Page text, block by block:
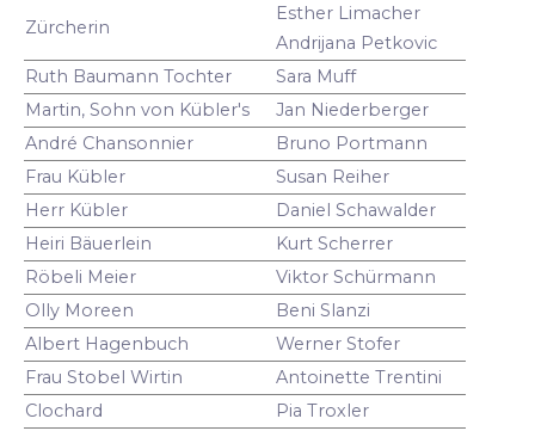
Zürcherin
Esther Limacher
Andrijana Petkovic
Ruth Baumann Tochter
Sara Muff
Martin, Sohn von Kübler's
Jan Niederberger
André Chansonnier
Bruno Portmann
Frau Kübler
Susan Reiher
Herr Kübler
Daniel Schawalder
Heiri Bäuerlein
Kurt Scherrer
Röbeli Meier
Viktor Schürmann
Olly Moreen
Beni Slanzi
Albert Hagenbuch
Werner Stofer
Frau Stobel Wirtin
Antoinette Trentini
Clochard
Pia Troxler